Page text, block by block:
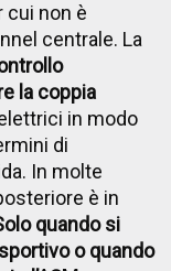
cui non è
centrale. La
la coppia
in modo
di
In molte
è in
quando si
o quando